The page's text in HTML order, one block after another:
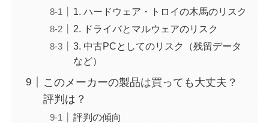
1. ハードウェア・トロイの木馬のリスク
2. ドライバとマルウェアのリスク
3. 中古PCとしてのリスク（残留データ
など）
このメーカーの製品は買っても大丈夫？
評判は？
評判の傾向